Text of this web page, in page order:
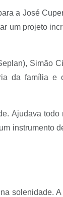
a José
um projeto
Simão
da família
Ajudava
instrumento
solenidade.